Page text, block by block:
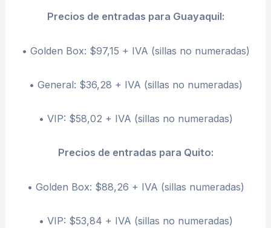
Precios de entradas para Guayaquil:
• Golden Box: $97,15 + IVA (sillas no numeradas)
• General: $36,28 + IVA (sillas no numeradas)
• VIP: $58,02 + IVA (sillas no numeradas)
Precios de entradas para Quito:
• Golden Box: $88,26 + IVA (sillas numeradas)
• VIP: $53,84 + IVA (sillas no numeradas)